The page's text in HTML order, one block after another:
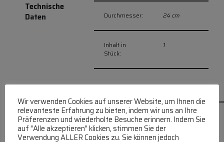
Technische
Daten
Durchmesser: 24 cm
Inhalt in
Stück:
1
Wir verwenden Cookies auf unserer Website, um Ihnen die
relevanteste Erfahrung zu bieten, indem wir uns an Ihre
Präferenzen und wiederholte Besuche erinnern. Indem Sie
auf "Alle akzeptieren" klicken, stimmen Sie der
Verwendung ALLER Cookies zu. Sie können jedoch